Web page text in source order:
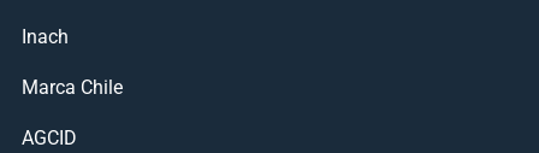
Inach
Marca Chile
AGCID